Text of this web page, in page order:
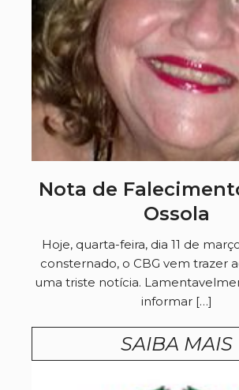
Nota de
Ossola
Hoje, quarta-feira, dia 11 de
consternado, o CBG vem trazer
uma triste notícia.
informar […]
SAIBA MAIS